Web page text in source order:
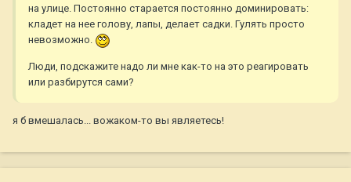
на улице. Постоянно старается постоянно доминировать:
кладет на нее голову, лапы, делает садки. Гулять просто
невозможно.
Люди, подскажите надо ли мне как-то на это реагировать
или разбирутся сами?
я б вмешалась... вожаком-то вы являетесь!